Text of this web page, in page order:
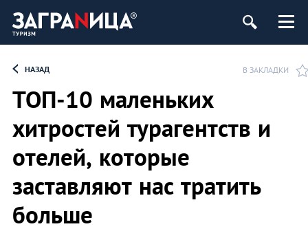
НАЗАД В ЗАКЛАДКИ
ТОП-10 маленьких
хитростей турагентств и
отелей, которые
заставляют нас тратить
больше